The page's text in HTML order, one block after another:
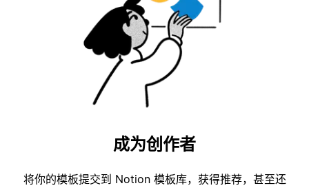
成为创作者
将你的模板提交到 Notion 模板库，获得推荐，甚至还